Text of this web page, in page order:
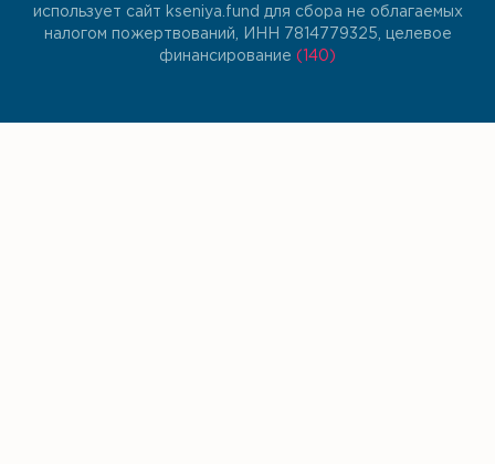
использует сайт kseniya.fund для сбора не облагаемых
налогом пожертвований, ИНН 7814779325, целевое
финансирование (140)